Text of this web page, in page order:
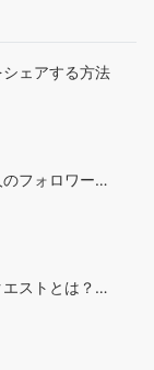
ェアする方法
のフォロワー…
エストとは？…